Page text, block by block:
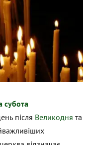
субота
після Великодня та